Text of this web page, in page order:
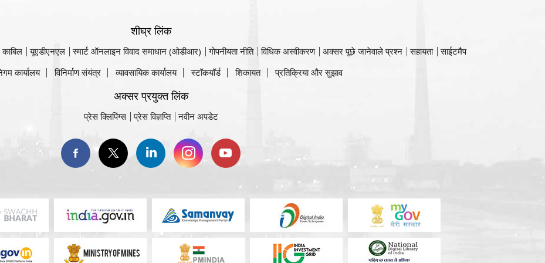
शीघ्र लिंक
काबिल यूएडीएनएल स्मार्ट ऑनलाइन विवाद समाधान (ओडीआर) गोपनीयता नीति विधिक अस्वीकरण अक्सर पूछे जानेवाले प्रश्न सहायता
साईटमैप
कार्यालय
विनिर्माण संयंत्र व्यावसायिक कार्यालय स्टॉकयॉर्ड शिकायत प्रतिक्रिया और सुझाव
अक्सर प्रयुक्त लिंक
प्रेस क्लिपिंग्स प्रेस विज्ञप्ति नवीन अपडेट